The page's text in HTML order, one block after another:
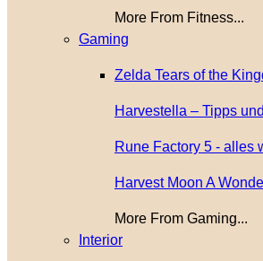
More From Fitness...
Gaming
Zelda Tears of the
Harvestella – Tipps
Rune Factory 5 - alles
Harvest Moon A
More From Gaming...
Interior